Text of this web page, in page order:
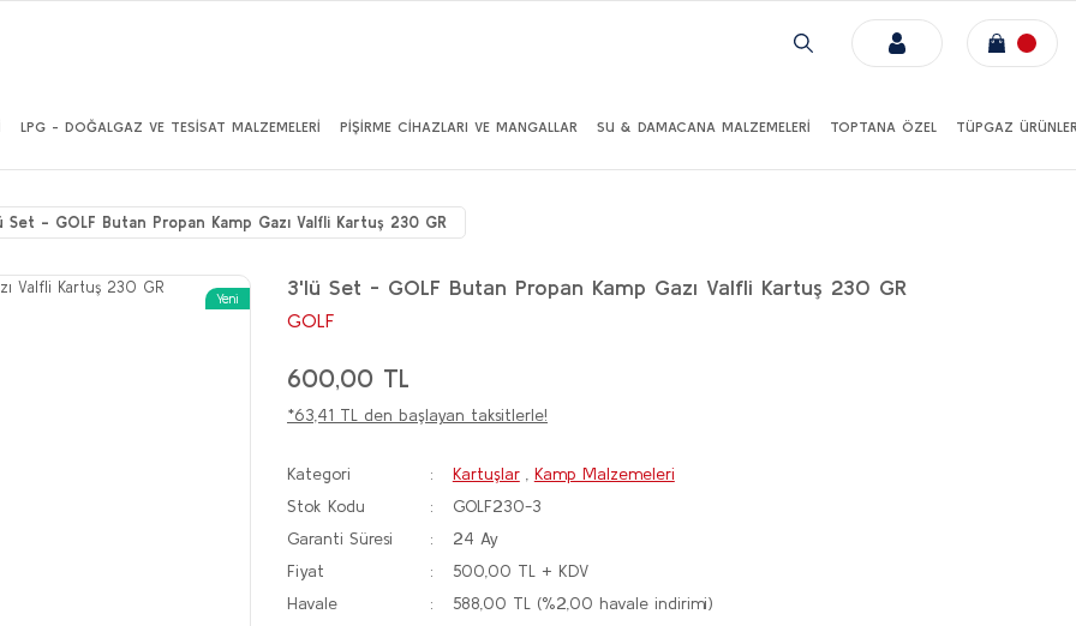
LPG - DOĞALGAZ VE TESİSAT MALZEMELERİ PİŞİRME CİHAZLARI VE MANGALLAR SU & DAMACANA MALZEMELERİ TOPTANA ÖZEL TÜPGAZ
Set - GOLF Butan Propan Kamp Gazı Valfli Kartuş 230 GR
Yeni 3'lü Set - GOLF Butan Propan Kamp Gazı Valfli Kartuş 230 GR
GOLF
600,00 TL
*63,41 TL den başlayan taksitlerle!
Kategori Kartuşlar
Kamp Malzemeleri
Stok Kodu
GOLF230-3
Garanti Süresi
24 Ay
Fiyat
500,00 TL + KDV
Havale
588,00 TL (%2,00 havale indirimi)